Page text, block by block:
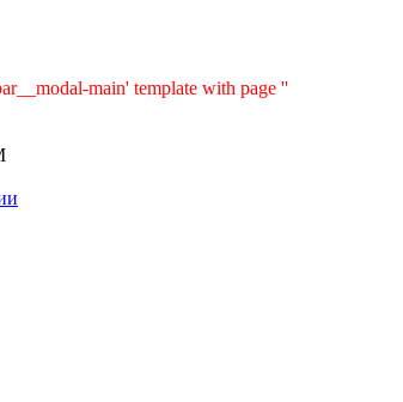
main' template with page ''